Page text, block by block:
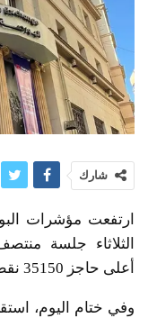
شارك
ارتفعت مؤشرات
الثلاثاء جلسة
أعلى حاجز 35150 نقطة بدعم مشتريات أجنبية.